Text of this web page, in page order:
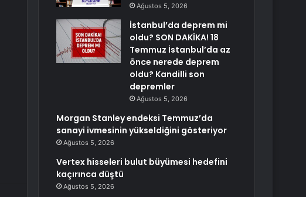
Ağustos 5, 2026
İstanbul’da deprem mi
oldu? SON DAKİKA! 18
Temmuz İstanbul’da az
önce nerede deprem
oldu? Kandilli son
depremler
Ağustos 5, 2026
Morgan Stanley endeksi Temmuz’da
sanayi ivmesinin yükseldiğini gösteriyor
Ağustos 5, 2026
Vertex hisseleri bulut büyümesi hedefini
kaçırınca düştü
Ağustos 5, 2026